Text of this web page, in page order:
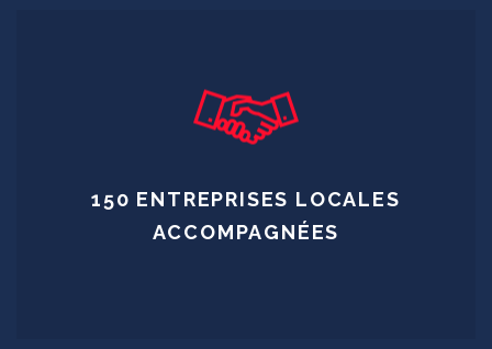
150 ENTREPRISES LOCALES
ACCOMPAGNÉES